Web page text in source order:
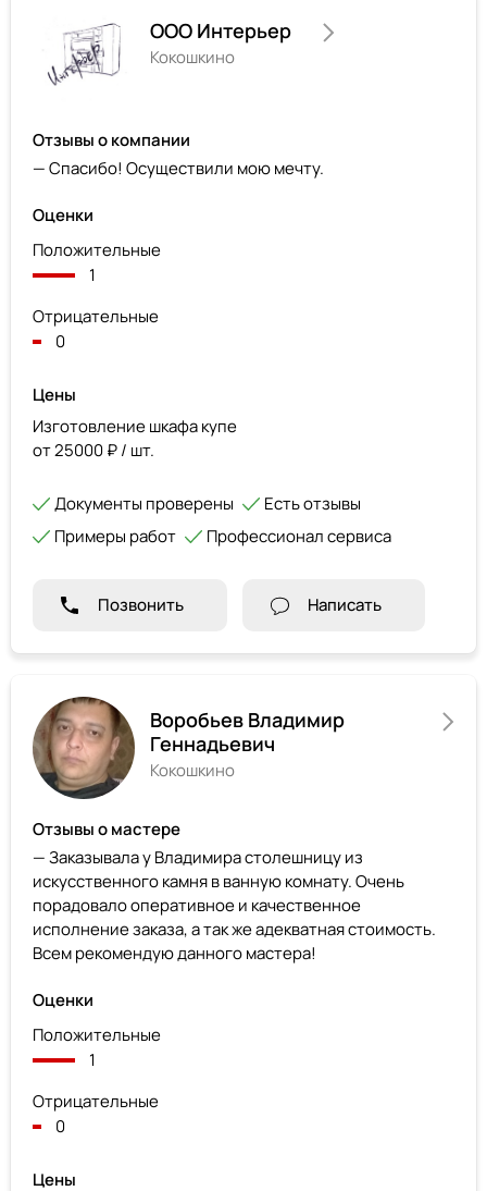
ООО Интерьер
Кокошкино
Отзывы о компании
— Спасибо! Осуществили мою мечту.
Оценки
Положительные
1
Отрицательные
0
Цены
Изготовление шкафа купе
от 25000 ₽ / шт.
Документы проверены
Есть отзывы
Примеры работ
Профессионал сервиса
Позвонить Написать
Воробьев Владимир
Геннадьевич
Кокошкино
Отзывы о мастере
— Заказывала у Владимира столешницу из
искусственного камня в ванную комнату. Очень
порадовало оперативное и качественное
исполнение заказа, а так же адекватная стоимость.
Всем рекомендую данного мастера!
Оценки
Положительные
1
Отрицательные
0
Цены